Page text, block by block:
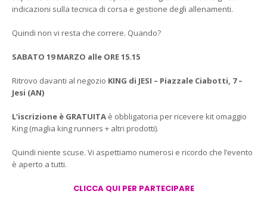
indicazioni sulla tecnica di corsa e gestione degli allenamenti.
Quindi non vi resta che correre. Quando?
SABATO 19 MARZO alle ORE 15.15
Ritrovo davanti al negozio KING di JESI – Piazzale Ciabotti, 7 –
Jesi (AN)
L’iscrizione è GRATUITA è obbligatoria per ricevere kit omaggio
King (maglia king runners + altri prodotti).
Quindi niente scuse. Vi aspettiamo numerosi e ricordo che l’evento
è aperto a tutti.
CLICCA QUI PER PARTECIPARE